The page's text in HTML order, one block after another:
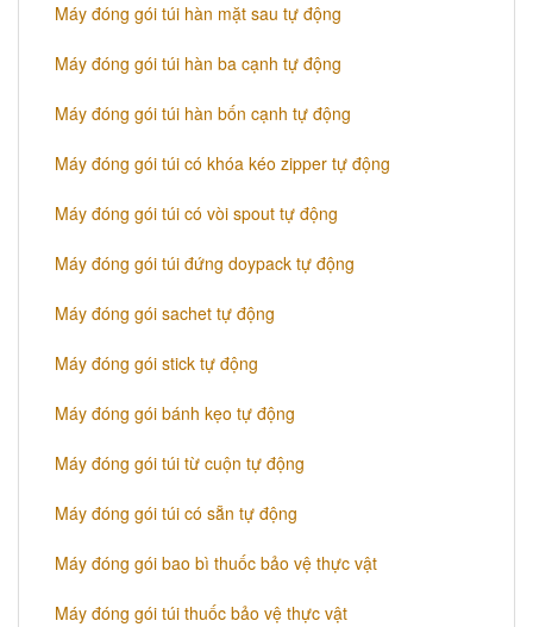
Máy đóng gói túi hàn mặt sau tự động
Máy đóng gói túi hàn ba cạnh tự động
Máy đóng gói túi hàn bốn cạnh tự động
Máy đóng gói túi có khóa kéo zipper tự động
Máy đóng gói túi có vòi spout tự động
Máy đóng gói túi đứng doypack tự động
Máy đóng gói sachet tự động
Máy đóng gói stick tự động
Máy đóng gói bánh kẹo tự động
Máy đóng gói túi từ cuộn tự động
Máy đóng gói túi có sẵn tự động
Máy đóng gói bao bì thuốc bảo vệ thực vật
Máy đóng gói túi thuốc bảo vệ thực vật